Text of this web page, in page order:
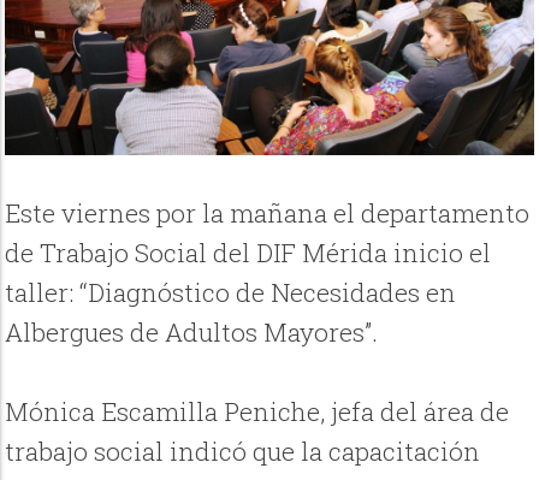
Este viernes por la mañana el departamento
de Trabajo Social del DIF Mérida inicio el
taller: “Diagnóstico de Necesidades en
Albergues de Adultos Mayores”.
Mónica Escamilla Peniche, jefa del área de
trabajo social indicó que la capacitación